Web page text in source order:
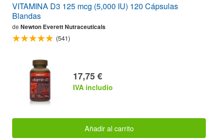
VITAMINA D3 125 mcg (5,000 IU) 120 Cápsulas
Blandas
de Newton Everett Nutraceuticals
(541)
17,75 €
IVA includio
Añadir al carrito